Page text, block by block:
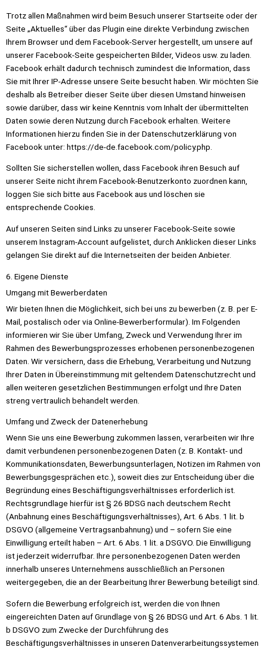
Trotz allen Maßnahmen wird beim Besuch unserer Startseite oder der
Seite „Aktuelles“ über das Plugin eine direkte Verbindung zwischen
Ihrem Browser und dem Facebook-Server hergestellt, um unsere auf
unserer Facebook-Seite gespeicherten Bilder, Videos usw. zu laden.
Facebook erhält dadurch technisch zumindest die Information, dass
Sie mit Ihrer IP-Adresse unsere Seite besucht haben. Wir möchten Sie
deshalb als Betreiber dieser Seite über diesen Umstand hinweisen
sowie darüber, dass wir keine Kenntnis vom Inhalt der übermittelten
Daten sowie deren Nutzung durch Facebook erhalten. Weitere
Informationen hierzu finden Sie in der Datenschutzerklärung von
Facebook unter: https://de-de.facebook.com/policy.php.
Sollten Sie sicherstellen wollen, dass Facebook ihren Besuch auf
unserer Seite nicht ihrem Facebook-Benutzerkonto zuordnen kann,
loggen Sie sich bitte aus Facebook aus und löschen sie
entsprechende Cookies.
Auf unseren Seiten sind Links zu unserer Facebook-Seite sowie
unserem Instagram-Account aufgelistet, durch Anklicken dieser Links
gelangen Sie direkt auf die Internetseiten der beiden Anbieter.
6. Eigene Dienste
Umgang mit Bewerberdaten
Wir bieten Ihnen die Möglichkeit, sich bei uns zu bewerben (z. B. per E-
Mail, postalisch oder via Online-Bewerberformular). Im Folgenden
informieren wir Sie über Umfang, Zweck und Verwendung Ihrer im
Rahmen des Bewerbungsprozesses erhobenen personenbezogenen
Daten. Wir versichern, dass die Erhebung, Verarbeitung und Nutzung
Ihrer Daten in Übereinstimmung mit geltendem Datenschutzrecht und
allen weiteren gesetzlichen Bestimmungen erfolgt und Ihre Daten
streng vertraulich behandelt werden.
Umfang und Zweck der Datenerhebung
Wenn Sie uns eine Bewerbung zukommen lassen, verarbeiten wir Ihre
damit verbundenen personenbezogenen Daten (z. B. Kontakt- und
Kommunikationsdaten, Bewerbungsunterlagen, Notizen im Rahmen von
Bewerbungsgesprächen etc.), soweit dies zur Entscheidung über die
Begründung eines Beschäftigungsverhältnisses erforderlich ist.
Rechtsgrundlage hierfür ist § 26 BDSG nach deutschem Recht
(Anbahnung eines Beschäftigungsverhältnisses), Art. 6 Abs. 1 lit. b
DSGVO (allgemeine Vertragsanbahnung) und – sofern Sie eine
Einwilligung erteilt haben – Art. 6 Abs. 1 lit. a DSGVO. Die Einwilligung
ist jederzeit widerrufbar. Ihre personenbezogenen Daten werden
innerhalb unseres Unternehmens ausschließlich an Personen
weitergegeben, die an der Bearbeitung Ihrer Bewerbung beteiligt sind.
Sofern die Bewerbung erfolgreich ist, werden die von Ihnen
eingereichten Daten auf Grundlage von § 26 BDSG und Art. 6 Abs. 1 lit.
b DSGVO zum Zwecke der Durchführung des
Beschäftigungsverhältnisses in unseren Datenverarbeitungssystemen